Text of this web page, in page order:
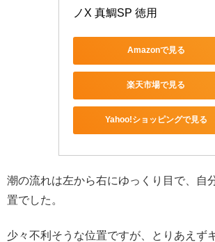
ノX 真鯛SP 徳用
Amazonで見る
楽天市場で見る
Yahoo!ショッピングで見る
潮の流れは左から右にゆっくり目で、自
置でした。
少々不利そうな位置ですが、とりあえず